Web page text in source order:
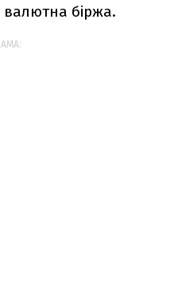
валютна біржа.